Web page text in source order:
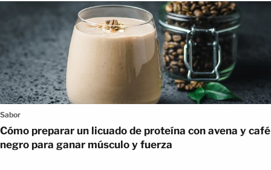
Sabor
Cómo preparar un licuado de proteína con avena y café
negro para ganar músculo y fuerza